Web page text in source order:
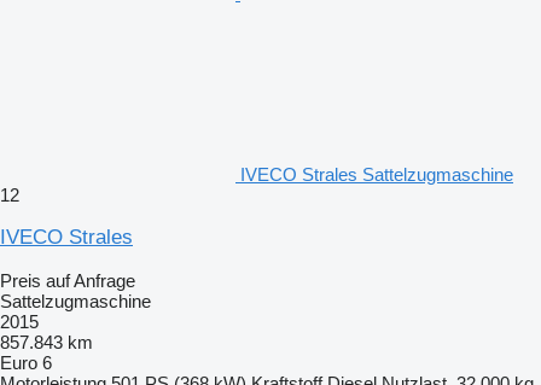
IVECO Strales Sattelzugmaschine
12
IVECO Strales
Preis auf Anfrage
Sattelzugmaschine
2015
857.843 km
Euro 6